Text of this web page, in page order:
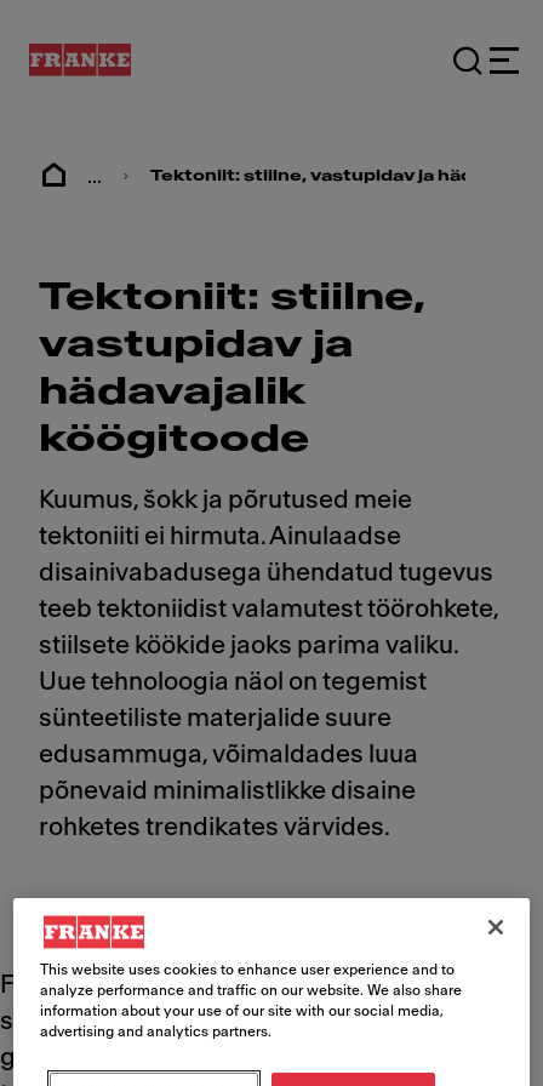
... Tektoniit: stiilne, vastupidav ja
Tektoniit: stiilne,
vastupidav ja
hädavajalik
köögitoode
Kuumus, šokk ja põrutused meie
tektoniiti ei hirmuta. Ainulaadse
disainivabadusega ühendatud tugevus
teeb tektoniidist valamutest töörohkete,
stiilsete köökide jaoks parima valiku.
Uue tehnoloogia näol on tegemist
sünteetiliste materjalide suure
edusammuga, võimaldades luua
põnevaid minimalistlikke disaine
rohketes trendikates värvides.
Franke tektoniit on valmistatud täiustatud
sünteetilisest komposiitmaterjalist. Selle
graniiditaoline välimus ning ainulaadne
This website uses cookies to enhance user experience and to
analyze performance and traffic on our website. We also share
information about your use of our site with our social media,
advertising and analytics partners.